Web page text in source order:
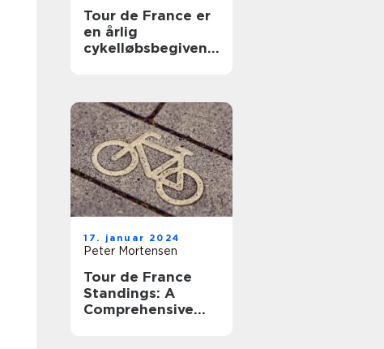
Tour de France er
en årlig
cykelløbsbegivenh
verden
17. januar 2024
Peter Mortensen
Tour de France
Standings: A
Comprehensive